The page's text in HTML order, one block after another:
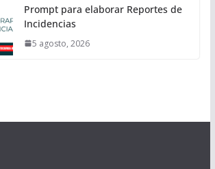
Prompt para elaborar Reportes de
Incidencias
5 agosto, 2026